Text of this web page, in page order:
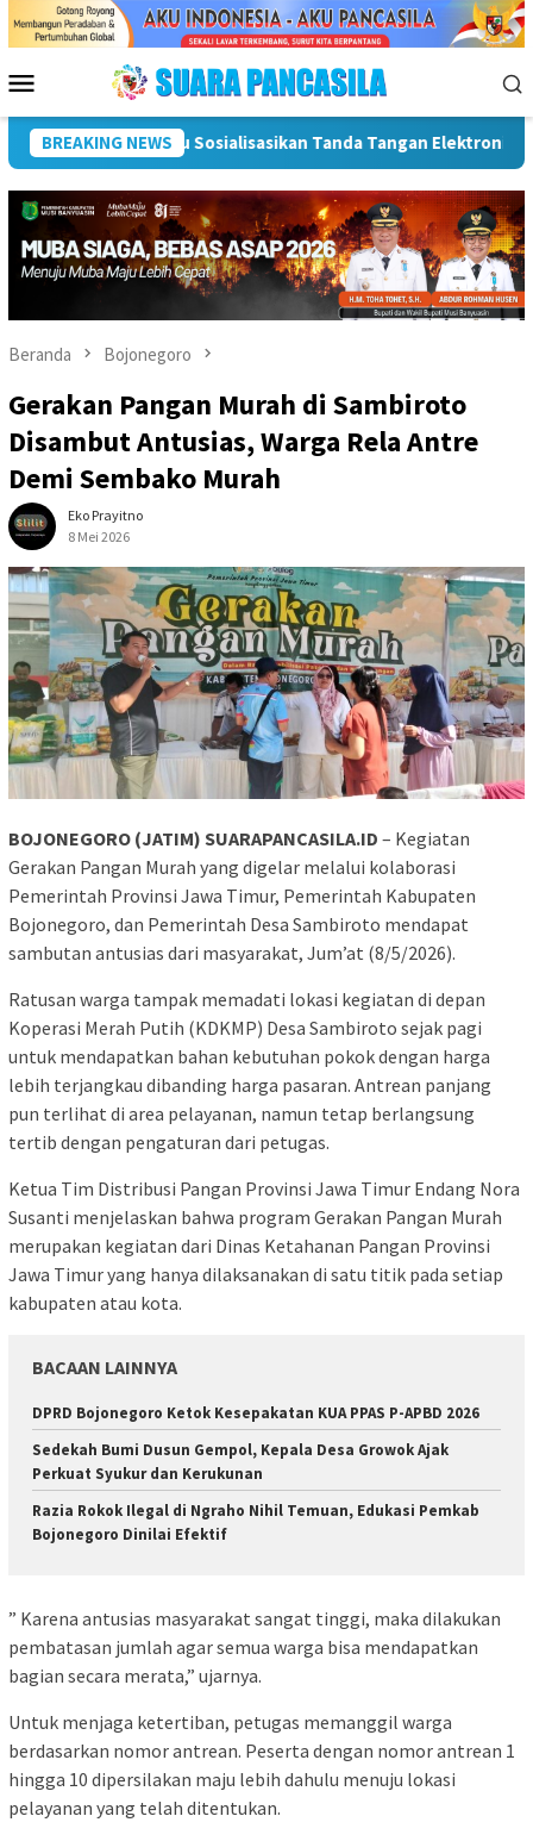
Menu
Mobile
BREAKING NEWS
Percepatan SPBE Dorong UMKM Naik Kelas, Ratu
Beranda Bojonegoro
Gerakan Pangan Murah di Sambiroto
Disambut Antusias, Warga Rela Antre
Demi Sembako Murah
Eko Prayitno
8 Mei 2026
BOJONEGORO (JATIM) SUARAPANCASILA.ID – Kegiatan
Gerakan Pangan Murah yang digelar melalui kolaborasi
Pemerintah Provinsi Jawa Timur, Pemerintah Kabupaten
Bojonegoro, dan Pemerintah Desa Sambiroto mendapat
sambutan antusias dari masyarakat, Jum’at (8/5/2026).
Ratusan warga tampak memadati lokasi kegiatan di depan
Koperasi Merah Putih (KDKMP) Desa Sambiroto sejak pagi
untuk mendapatkan bahan kebutuhan pokok dengan harga
lebih terjangkau dibanding harga pasaran. Antrean panjang
pun terlihat di area pelayanan, namun tetap berlangsung
tertib dengan pengaturan dari petugas.
Ketua Tim Distribusi Pangan Provinsi Jawa Timur Endang Nora
Susanti menjelaskan bahwa program Gerakan Pangan Murah
merupakan kegiatan dari Dinas Ketahanan Pangan Provinsi
Jawa Timur yang hanya dilaksanakan di satu titik pada setiap
kabupaten atau kota.
BACAAN LAINNYA
DPRD Bojonegoro Ketok Kesepakatan KUA PPAS P-APBD 2026
Sedekah Bumi Dusun Gempol, Kepala Desa Growok Ajak
Perkuat Syukur dan Kerukunan
Razia Rokok Ilegal di Ngraho Nihil Temuan, Edukasi Pemkab
Bojonegoro Dinilai Efektif
” Karena antusias masyarakat sangat tinggi, maka dilakukan
pembatasan jumlah agar semua warga bisa mendapatkan
bagian secara merata,” ujarnya.
Untuk menjaga ketertiban, petugas memanggil warga
berdasarkan nomor antrean. Peserta dengan nomor antrean 1
hingga 10 dipersilakan maju lebih dahulu menuju lokasi
pelayanan yang telah ditentukan.